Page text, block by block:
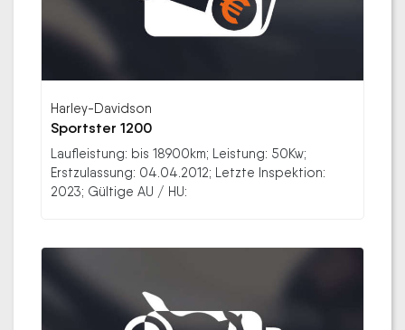
Harley-Davidson
Sportster 1200
Laufleistung: bis 18900km; Leistung: 50Kw;
Erstzulassung: 04.04.2012; Letzte Inspektion:
2023; Gültige AU / HU: